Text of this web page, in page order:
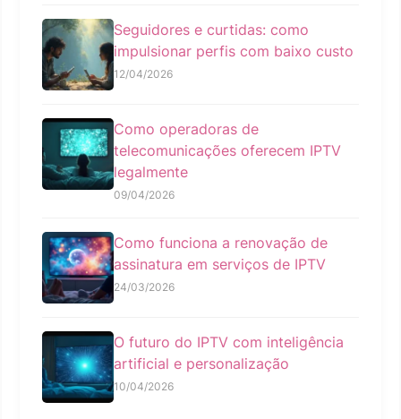
Seguidores e curtidas: como
impulsionar perfis com baixo custo
12/04/2026
Como operadoras de
telecomunicações oferecem IPTV
legalmente
09/04/2026
Como funciona a renovação de
assinatura em serviços de IPTV
24/03/2026
O futuro do IPTV com inteligência
artificial e personalização
10/04/2026